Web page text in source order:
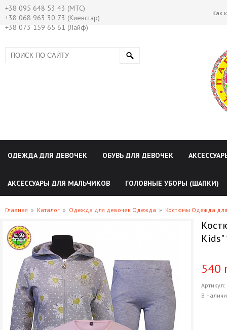
+38 095 648 53 43 (МТС)
+38 068 963 30 73 (Киевстар)
+38 073 159 65 61 (Лайф)
Как
ОДЕЖДА ДЛЯ ДЕВОЧЕК ОБУВЬ ДЛЯ ДЕВОЧЕК
АКСЕССУАРЫ ДЛЯ МАЛЬЧИКОВ ГОЛОВНЫЕ УБОРЫ (ШАПКИ)
Главная » Каталог » Одежда для девочек Одежда » Костюмы Одежда
540
Артикул:
В